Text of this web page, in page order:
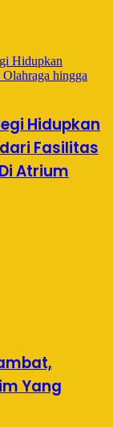
Hidupkan
Fasilitas
Atrium
Yang